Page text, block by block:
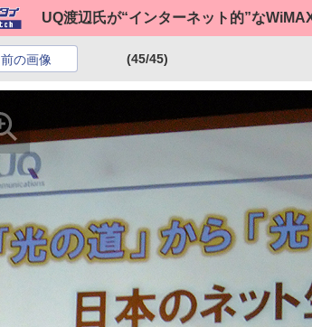
UQ渡辺氏が“インターネット的”な
前の画像 (45/45)